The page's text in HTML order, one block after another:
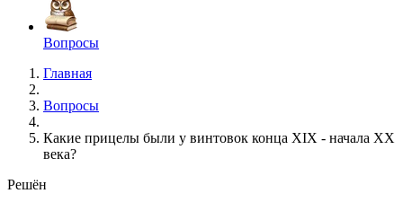
Вопросы
Главная
Вопросы
Какие прицелы были у винтовок конца XIX - начала XX
века?
Решён